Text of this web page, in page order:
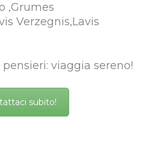
,Grumes
Verzegnis,Lavis
viaggia sereno!
subito!